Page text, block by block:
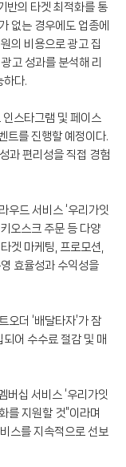
반의 타겟 최적화를 통
없는 경우에도 업종에
의 비용으로 광고 집
고 성과를 분석해 리
하다.
인스타그램 및 페이스
트를 진행할 예정이다.
과 편리성을 직접 경험
우드 서비스 ‘우리가잇
오스크 주문 등 다양
겟 마케팅, 프로모션,
효율성과 수익성을
오더 ‘배달타자’가 잠
어 수수료 절감 및 매
버십 서비스 ‘우리가잇
를 지원할 것”이라며
스를 지속적으로 선보